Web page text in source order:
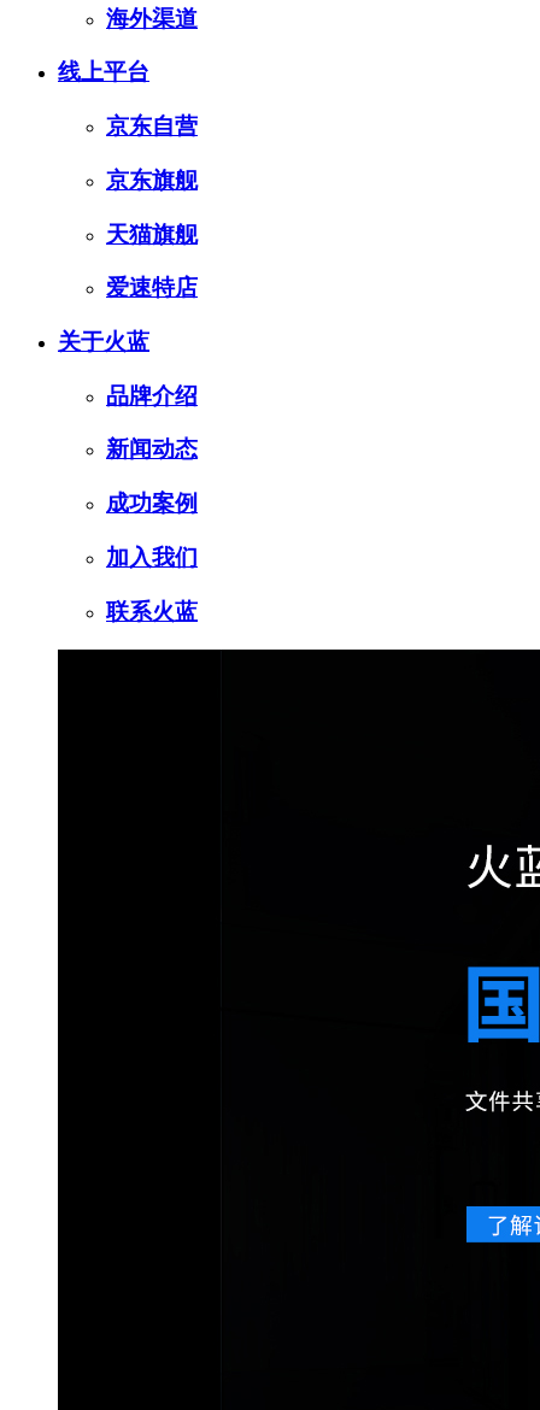
海外渠道
线上平台
京东自营
京东旗舰
天猫旗舰
爱速特店
关于火蓝
品牌介绍
新闻动态
成功案例
加入我们
联系火蓝